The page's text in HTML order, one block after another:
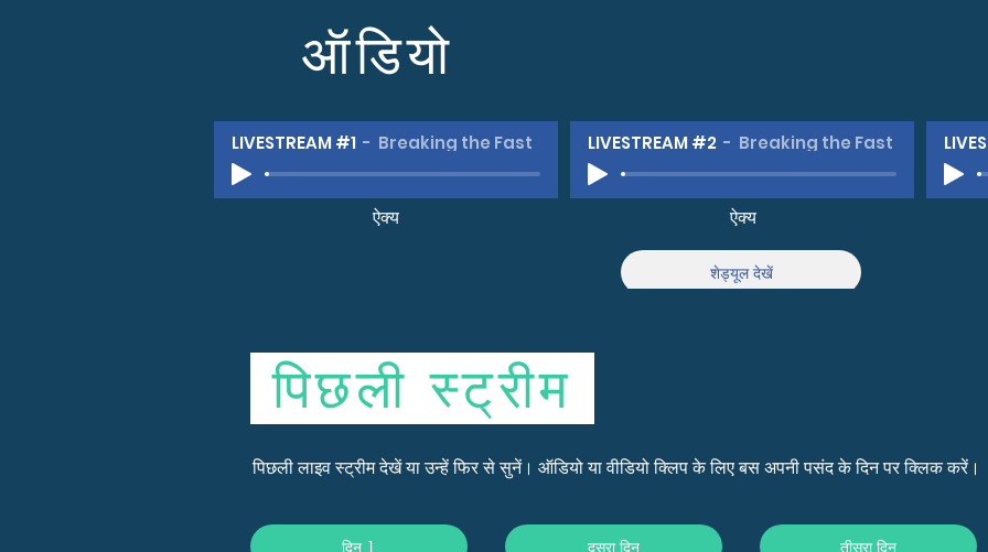
ऑडियो
LIVESTREAM #1 Breaking the Fast
ऐक्य
LIVESTREAM #2 Breaking the Fast
ऐक्य
शेड्यूल देखें
पिछली स्ट्रीम
पिछली लाइव स्ट्रीम देखें या उन्हें फिर से सुनें। ऑडियो या वीडियो क्लिप के लिए बस अपनी पसंद के दिन पर क्लिक करें।
दिन 1 दूसरा दिन तीसरा दिन